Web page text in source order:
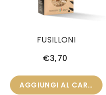
FUSILLONI
€3,70
AGGIUNGI AL CARRELLO